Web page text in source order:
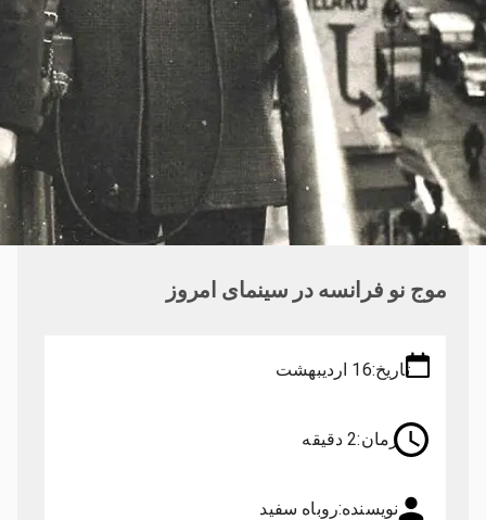
موج نو فرانسه در سینمای امروز
تاریخ:16 اردیبهشت
زمان:2 دقیقه
نویسنده:روباه سفید